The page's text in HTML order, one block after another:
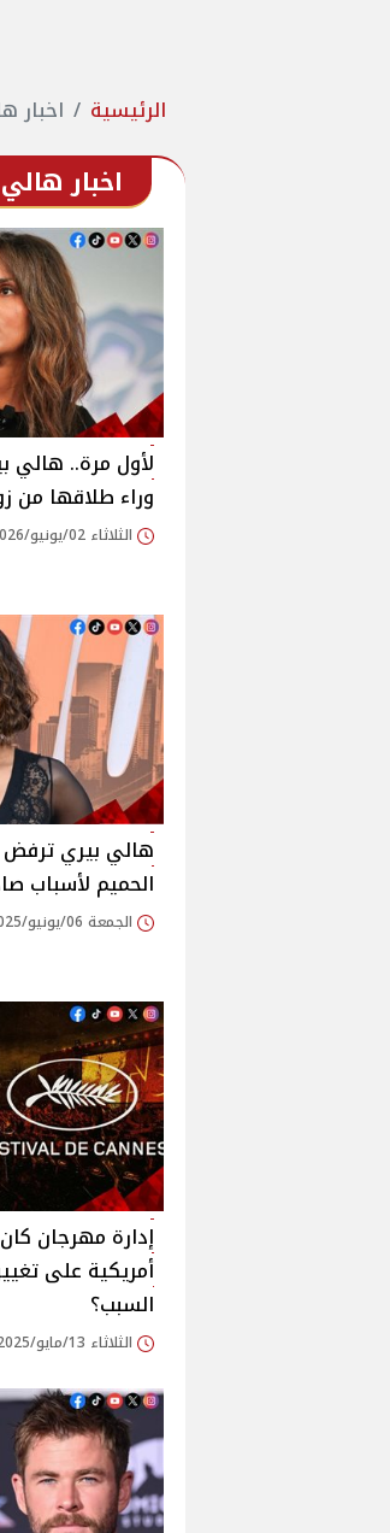
الرئيسية اخبار
اخبار
لأول مرة.. هالي
وراء طلاقها من
الثلاثاء 02/يونيو/2026 - 05:38 م
هالي بيري ترفض
الحميم لأسباب
الجمعة 06/يونيو/2025 - 06:01 م
إدارة مهرجان
أمريكية على
السبب؟
الثلاثاء 13/مايو/2025 - 07:17 م